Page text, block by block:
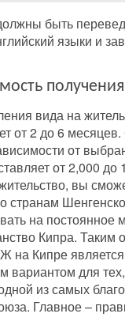
быть
языки и
получения
вида на
от 2 до 6
от
от 2,000 до
вы
странам
на постоянное
Кипра. Таким
на Кипре является
вариантом для тех,
из самых
Главное –